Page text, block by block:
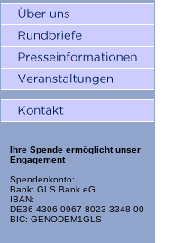
Ihre Spende ermöglicht unser
Engagement
Spendenkonto:
Bank: GLS Bank eG
IBAN:
DE36 4306 0967 8023 3348 00
BIC: GENODEM1GLS